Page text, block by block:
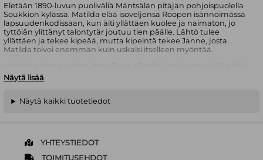
Eletään 1890-luvun puoliväliä Mäntsälän pitäjän pohjoispuolella
Soukkion kylässä. Matilda elää isoveljensä Roopen isännöimässä
lapsuudenkodissaan, kun äiti yllättäen kuolee ja naimaton, jo
tyttöiän ylittänyt talontytär joutuu tien päälle. Lähtö tulee
yllättäen ja tekee kipeää, mutta kipeintä tekee Janne, josta
Matilda toivoi enemmän kuin uskalsi itselleen myöntää.
1900-luvun alun Helsinki. Elämä tarjoaa odottamattomia
kohtaamisia ja uusia, elinikäisiä ystäviä. Polulle saapuu myös
Kun arki on asettunut monen käänteen ja kansalaissodan
Näytä lisää
Näytä kaikki tuotetiedot
YHTEYSTIEDOT
TOIMITUSEHDOT